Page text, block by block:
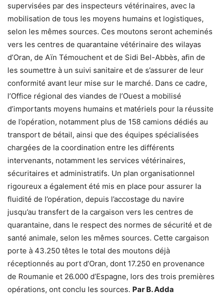
supervisées par des inspecteurs vétérinaires, avec la
mobilisation de tous les moyens humains et logistiques,
selon les mêmes sources. Ces moutons seront acheminés
vers les centres de quarantaine vétérinaire des wilayas
d’Oran, de Aïn Témouchent et de Sidi Bel-Abbès, afin de
les soumettre à un suivi sanitaire et de s’assurer de leur
conformité avant leur mise sur le marché. Dans ce cadre,
l’Office régional des viandes de l’Ouest a mobilisé
d’importants moyens humains et matériels pour la réussite
de l’opération, notamment plus de 158 camions dédiés au
transport de bétail, ainsi que des équipes spécialisées
chargées de la coordination entre les différents
intervenants, notamment les services vétérinaires,
sécuritaires et administratifs. Un plan organisationnel
rigoureux a également été mis en place pour assurer la
fluidité de l’opération, depuis l’accostage du navire
jusqu’au transfert de la cargaison vers les centres de
quarantaine, dans le respect des normes de sécurité et de
santé animale, selon les mêmes sources. Cette cargaison
porte à 43.250 têtes le total des moutons déjà
réceptionnés au port d’Oran, dont 17.250 en provenance
de Roumanie et 26.000 d’Espagne, lors des trois premières
opérations, ont conclu les sources. Par B. Adda